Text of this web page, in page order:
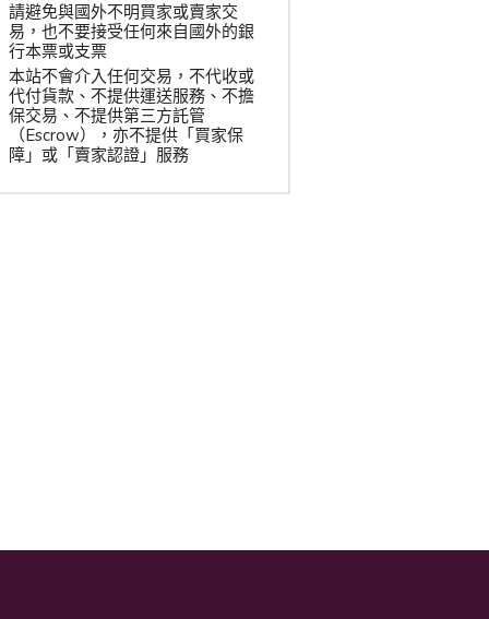
請避免與國外不明買家或賣家交
易，也不要接受任何來自國外的銀
行本票或支票
本站不會介入任何交易，不代收或
代付貨款、不提供運送服務、不擔
保交易、不提供第三方託管
（Escrow），亦不提供「買家保
障」或「賣家認證」服務